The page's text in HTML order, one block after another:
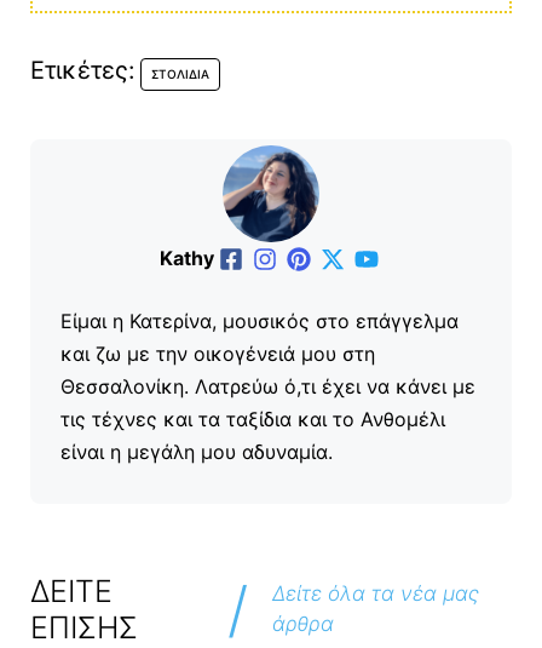
Ετικέτες: ΣΤΟΛΊΔΙΑ
Kathy
Είμαι η Κατερίνα, μουσικός στο επάγγελμα
και ζω με την οικογένειά μου στη
Θεσσαλονίκη. Λατρεύω ό,τι έχει να κάνει με
τις τέχνες και τα ταξίδια και το Ανθομέλι
είναι η μεγάλη μου αδυναμία.
ΔΕΙΤΕ
ΕΠΙΣΗΣ
/
Δείτε όλα τα νέα μας
άρθρα